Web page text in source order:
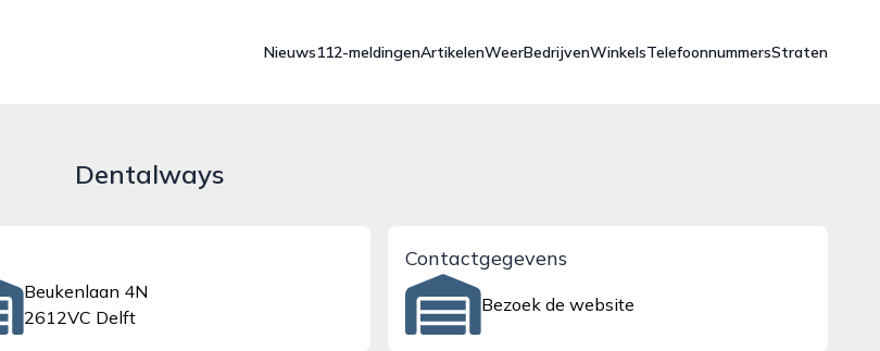
Nieuws112-meldingenArtikelenWeerBedrijvenWinkelsTelefoonnummersStraten
Dentalways
Beukenlaan 4N
2612VC Delft
Contactgegevens
Bezoek de website